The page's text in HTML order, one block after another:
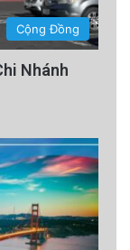
Cộng Đồng
Nhánh